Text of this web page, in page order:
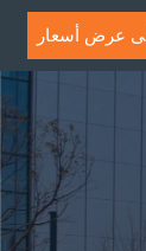
عرض أسعار